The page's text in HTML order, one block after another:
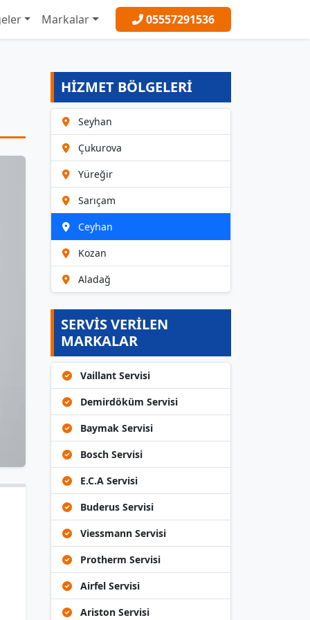
Markalar 05557291536
HİZMET BÖLGELERİ
Seyhan
Çukurova
Yüreğir
Sarıçam
Ceyhan
Kozan
Aladağ
SERVİS VERİLEN
MARKALAR
Vaillant Servisi
Demirdöküm Servisi
Baymak Servisi
Bosch Servisi
E.C.A Servisi
Buderus Servisi
Viessmann Servisi
Protherm Servisi
Airfel Servisi
Ariston Servisi